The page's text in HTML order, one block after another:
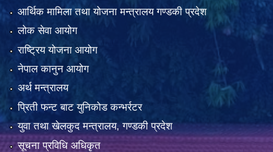
आर्थिक मामिला तथा योजना मन्त्रालय गण्डकी प्रदेश
लोक सेवा आयोग
राष्ट्रिय योजना आयोग
नेपाल कानुन आयोग
अर्थ मन्त्रालय
प्रिती फन्ट बाट युनिकोड कन्भर्रटर
युवा तथा खेलकुद मन्त्रालय, गण्डकी प्रदेश
सूचना प्रविधि अधिकृत